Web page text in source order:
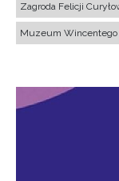
Zagroda Felicji
Muzeum Wincentego